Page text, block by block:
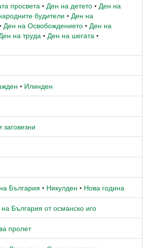
просвета • Ден на детето • Ден на
будители • Ден на
Ден на Освобождението • Ден на
на труда• Ден на шегата •
• Илинден
заговезни
България • Никулден • Нова година
България от османско иго
пролет